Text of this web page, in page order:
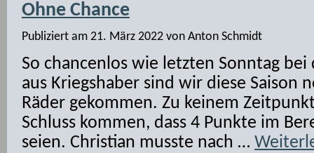
Ohne Chance
Publiziert am 21. März 2022 von Anton Schmidt
So chancenlos wie letzten Sonntag
aus Kriegshaber sind wir diese Saison
Räder gekommen. Zu keinem
Schluss kommen, dass 4 Punkte im
seien. Christian musste nach …